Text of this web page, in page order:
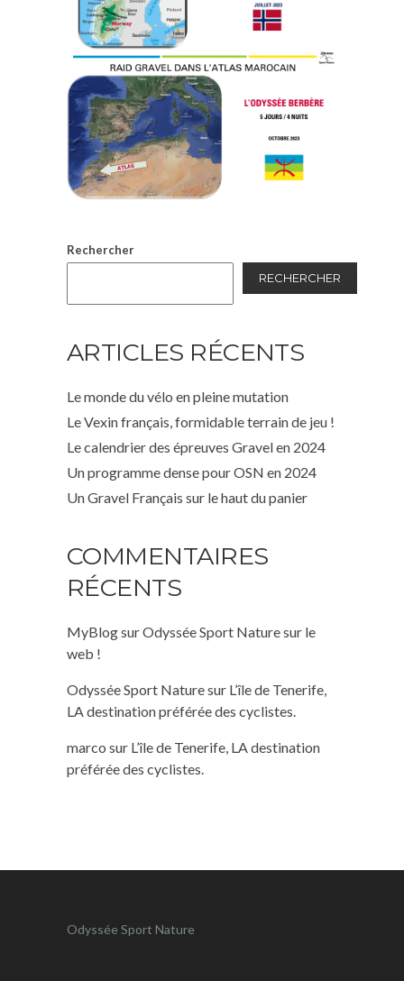
Rechercher
RECHERCHER
ARTICLES RÉCENTS
Le monde du vélo en pleine mutation
Le Vexin français, formidable terrain de jeu !
Le calendrier des épreuves Gravel en 2024
Un programme dense pour OSN en 2024
Un Gravel Français sur le haut du panier
COMMENTAIRES
RÉCENTS
MyBlogsurOdyssée Sport Nature sur le
web !
Odyssée Sport Naturesur L’île de Tenerife,
LA destination préférée des cyclistes.
marco sur L’île de Tenerife, LA destination
préférée des cyclistes.
Odyssée Sport Nature